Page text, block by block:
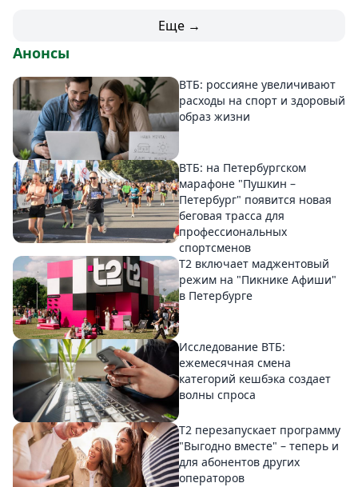
Еще →
Анонсы
ВТБ: россияне увеличивают
расходы на спорт и здоровый
образ жизни
ВТБ: на Петербургском
марафоне "Пушкин –
Петербург" появится новая
беговая трасса для
профессиональных
спортсменов
Т2 включает маджентовый
режим на "Пикнике Афиши"
в Петербурге
Исследование ВТБ:
ежемесячная смена
категорий кешбэка создает
волны спроса
Т2 перезапускает программу
"Выгодно вместе" – теперь и
для абонентов других
операторов